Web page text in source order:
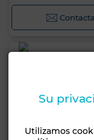
Su
Utilizamos